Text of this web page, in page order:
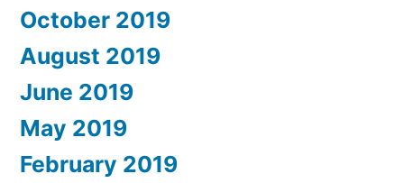
October 2019
August 2019
June 2019
May 2019
February 2019